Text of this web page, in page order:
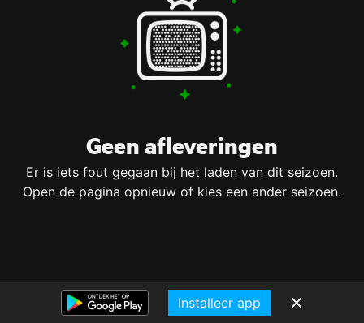
Geen afleveringen
Er is iets fout gegaan bij het laden van dit seizoen.
Open de pagina opnieuw of kies een ander seizoen.
Installeer app